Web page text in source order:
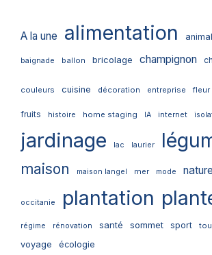
A la une alimentation animal
baignade ballon bricolage champignon
couleurs cuisine décoration entreprise fleur
fruits histoire home staging IA internet
jardinage lac laurier
maison maison langel mer mode nature
occitanie plantation
régime rénovation santé sommet sport
voyage écologie